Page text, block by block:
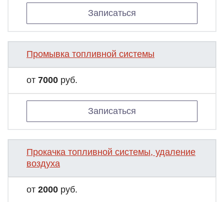
Записаться
Промывка топливной системы
от 7000 руб.
Записаться
Прокачка топливной системы, удаление
воздуха
от 2000 руб.